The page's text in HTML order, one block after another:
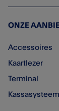
ONZE
Accessoires
Kaartlezer
Terminal
Kassasysteem